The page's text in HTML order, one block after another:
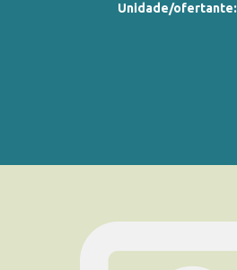
Unidade/ofertante: